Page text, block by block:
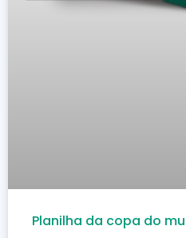
Planilha da copa do